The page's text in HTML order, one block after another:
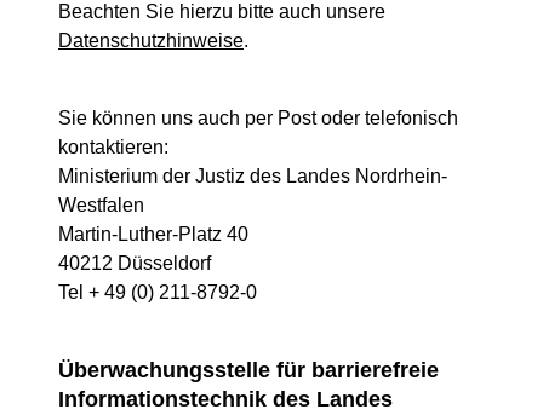
Beachten Sie hierzu bitte auch unsere
Datenschutzhinweise.
Sie können uns auch per Post oder telefonisch
kontaktieren:
Ministerium der Justiz des Landes Nordrhein-
Westfalen
Martin-Luther-Platz 40
40212 Düsseldorf
Tel + 49 (0) 211-8792-0
Überwachungsstelle für barrierefreie
Informationstechnik des Landes